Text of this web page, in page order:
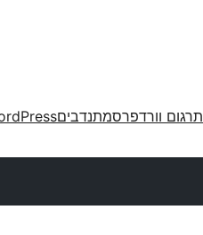
תרגום וורדפרסמתנדבים